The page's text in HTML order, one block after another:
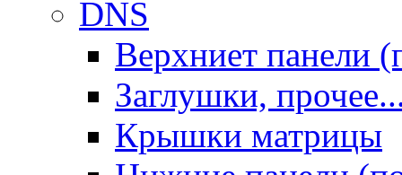
DNS
Верхниет панели
Заглушки,
Крышки матрицы